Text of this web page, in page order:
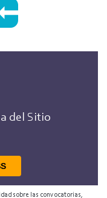
del Sitio
sobre las convocatorias,